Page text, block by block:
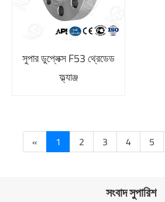
সুপার ডুপ্লেক্স F53 থ্রেডেড
ফ্ল্যাঞ্জ
« 1 2 3 4 5
সংবাদ সুপারিশ